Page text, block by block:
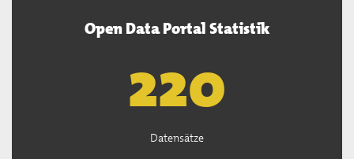
Open Data Portal Statistik
222
Datensätze